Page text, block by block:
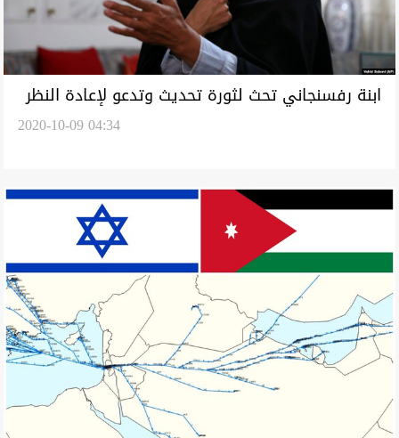
ابنة رفسنجاني تحث لثورة تحديث وتدعو لإعادة النظر
2020-10-09 04:34